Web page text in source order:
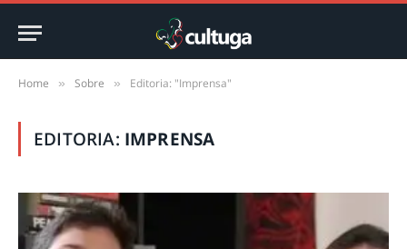
Home » Sobre » Editoria: "Imprensa"
EDITORIA: IMPRENSA